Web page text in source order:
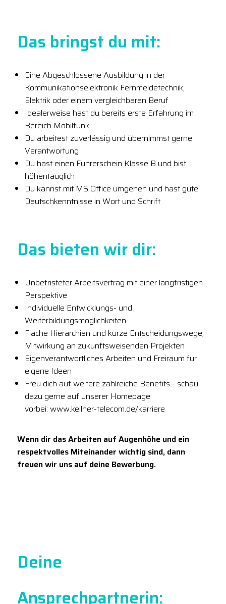
Das bringst du mit:
Eine Abgeschlossene Ausbildung in der
Kommunikationselektronik Fernmeldetechnik,
Elektrik oder einem vergleichbaren Beruf
Idealerweise hast du bereits erste Erfahrung im
Bereich Mobilfunk
Du arbeitest zuverlässig und übernimmst gerne
Verantwortung
Du hast einen Führerschein Klasse B und bist
höhentauglich
Du kannst mit MS Office umgehen und hast gute
Deutschkenntnisse in Wort und Schrift
Das bieten wir dir:
Unbefristeter Arbeitsvertrag mit einer langfristigen
Perspektive
Individuelle Entwicklungs- und
Weiterbildungsmöglichkeiten
Flache Hierarchien und kurze Entscheidungswege,
Mitwirkung an zukunftsweisenden Projekten
Eigenverantwortliches Arbeiten und Freiraum für
eigene Ideen
Freu dich auf weitere zahlreiche Benefits - schau
dazu gerne auf unserer Homepage
vorbei: www.kellner-telecom.de/karriere
Wenn dir das Arbeiten auf Augenhöhe und ein
respektvolles Miteinander wichtig sind, dann
freuen wir uns auf deine Bewerbung.
Deine
Ansprechpartnerin: